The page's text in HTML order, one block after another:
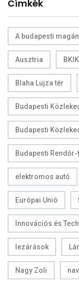
Címkék
A budapesti
Ausztria BKIK
Blaha Lujza tér
Budapesti
Budapesti
Budapesti
elektromos autó
Európai Unió
Innovációs és
lezárások
Nagy Zoli nav